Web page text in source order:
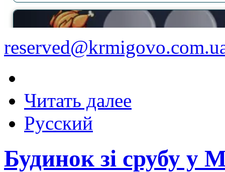
Читать далее
Русский
Будинок зі срубу у